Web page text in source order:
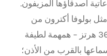
أصدقاؤها المزيفون.
بولوفا أكترون من
الستينيات، المضبوطة على 360 هرتز – همهمة لطيفة
بالقرب من الأذن؛